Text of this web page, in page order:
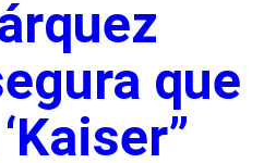
que